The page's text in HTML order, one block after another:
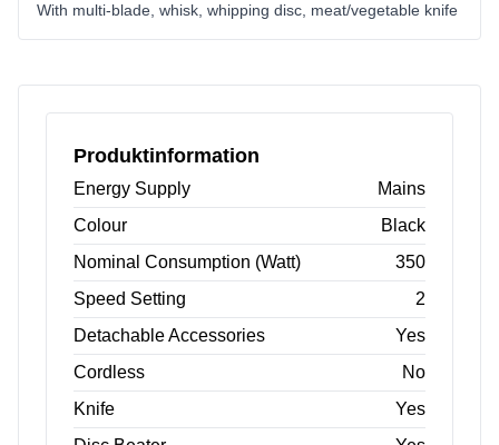
With multi-blade, whisk, whipping disc, meat/vegetable knife
Produktinformation
Energy Supply
Mains
Colour
Black
Nominal Consumption (Watt)
350
Speed Setting
2
Detachable Accessories
Yes
Cordless
No
Knife
Yes